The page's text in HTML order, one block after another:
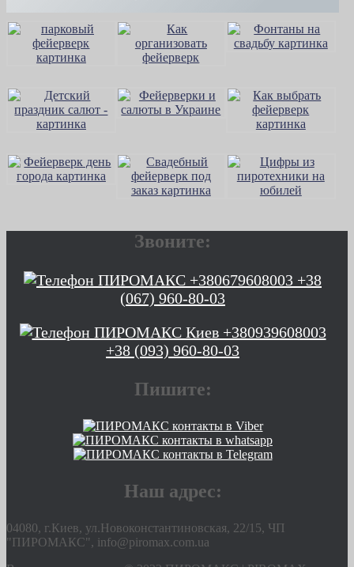
Звоните:
+38
(067) 960-80-03
+38 (093) 960-80-03
Пишите:
Наш адрес:
04080, г.Киев, ул.Новоконстантиновская, 22/15, ЧП
"ПИРОМАКС", info@piromax.com.ua